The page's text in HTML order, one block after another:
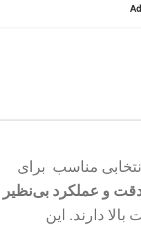
مناسب برای
و عملکرد بی‌نظیر
دارند. این